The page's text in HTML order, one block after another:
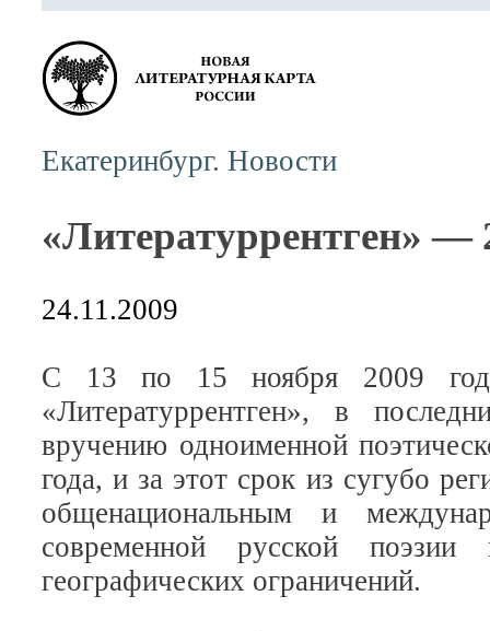
Екатеринбург. Новости
«Литературрентген» —
24.11.2009
С 13 по 15 ноября 2009 года
«Литературрентген», в
вручению одноименной
года, и за этот срок из сугубо
общенациональным и
современной русской
географических ограничений.